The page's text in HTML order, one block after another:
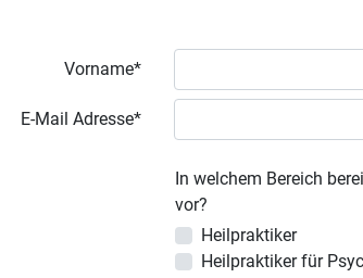
Vorname*
E-Mail Adresse*
In welchem Bereich
vor?
Heilpraktiker
Heilpraktiker für